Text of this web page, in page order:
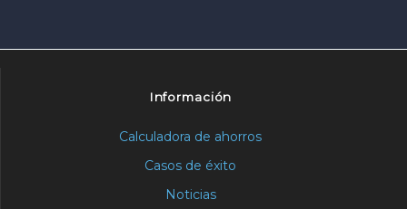
Información
Calculadora de ahorros
Casos de éxito
Noticias